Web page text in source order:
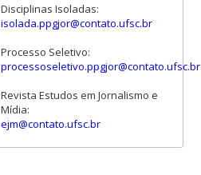
Disciplinas Isoladas:
isolada.ppgjor@contato.ufsc.br
Processo Seletivo:
processoseletivo.ppgjor@contato.ufsc.br
Revista Estudos em Jornalismo e
Mídia:
ejm@contato.ufsc.br